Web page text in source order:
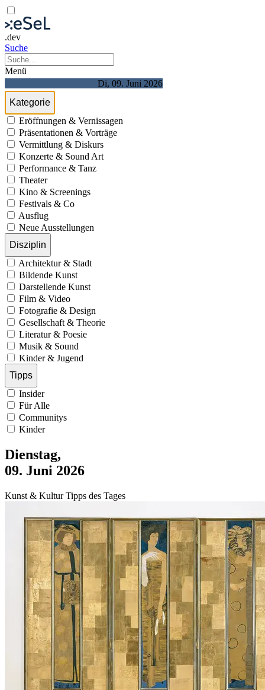
.dev
Suche
Menü
Di, 09. Juni 2026
Kategorie
Eröffnungen & Vernissagen
Präsentationen & Vorträge
Vermittlung & Diskurs
Konzerte & Sound Art
Performance & Tanz
Theater
Kino & Screenings
Festivals & Co
Ausflug
Neue Ausstellungen
Disziplin
Architektur & Stadt
Bildende Kunst
Darstellende Kunst
Film & Video
Fotografie & Design
Gesellschaft & Theorie
Literatur & Poesie
Musik & Sound
Kinder & Jugend
Tipps
Insider
Für Alle
Communitys
Kinder
Dienstag,
09. Juni 2026
Kunst & Kultur Tipps des Tages